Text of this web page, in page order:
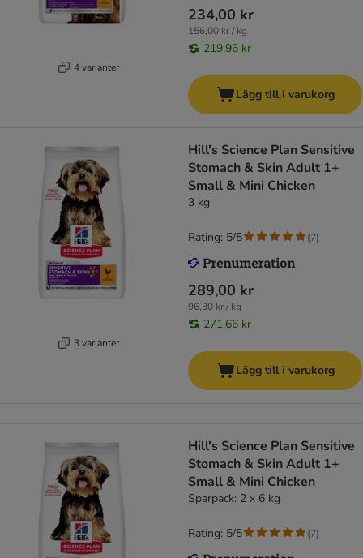
4 varianter
234,00 kr
156,00 kr / kg
219,96 kr
Lägg till i varukorg
3 varianter
Hill's Science Plan Sensitive
Stomach & Skin Adult 1+
Small & Mini Chicken
3 kg
289,00 kr
96,30 kr / kg
271,66 kr
Rating: 5/5 (7)
Lägg till i varukorg
Hill's Science Plan Sensitive
Stomach & Skin Adult 1+
Small & Mini Chicken
Sparpack: 2 x 6 kg
Rating: 5/5 (7)